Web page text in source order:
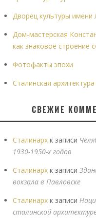
Дворец культуры имени
Дом-мастерская
как знаковое строение
Фотофакты эпохи
Сталинская
СВЕЖИЕ
Сталинарх к записи
1930-1950-х годов
Сталинарх к записи
вокзала в Павловске
Сталинарх к записи
сталинской